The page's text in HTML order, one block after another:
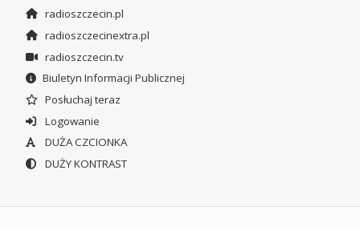
radioszczecin.pl
radioszczecinextra.pl
radioszczecin.tv
Biuletyn Informacji Publicznej
Posłuchaj teraz
Logowanie
DUŻA CZCIONKA
DUŻY KONTRAST